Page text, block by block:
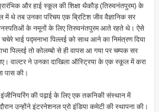
और हाई स्कूल की शिक्षा थैकौड़ (तिरुवनंतपुरम) के
थे तब उनका परिचय एक ब्रिटिश जीव वैज्ञानिक सर
के नमूनों के लिए तिरुवनंतपुरम आते रहते थे। ऐसे
भाई पद्मनाभा पिल्लई को साथ आने का निमंत्रण दिया
पिल्लई तो कोलम्बो से ही वापस आ गया पर चम्पक सर
वाल्टर ने उनका दाखिला ऑस्ट्रिया के एक स्कूल में करा
पास की।
की पढ़ाई के लिए एक तकनिकी संस्थान में
उन्होंने इंटरनेशनल प्रो इंडिया कमेटी की स्थापना की।